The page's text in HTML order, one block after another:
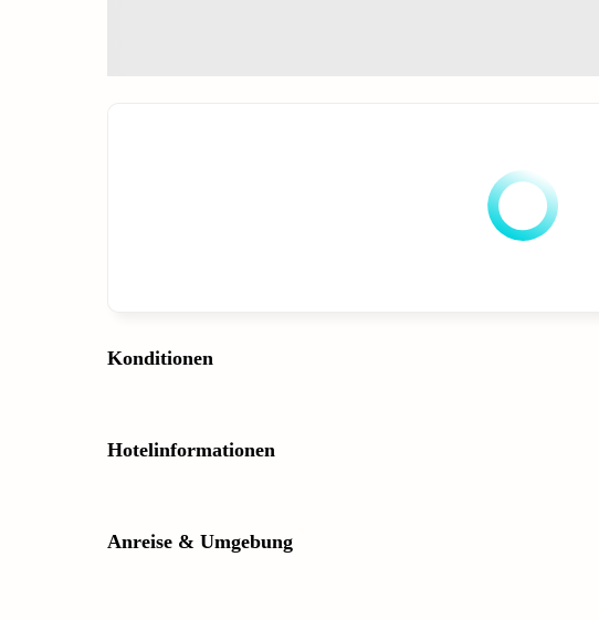
Konditionen
Hotelinformationen
Anreise & Umgebung